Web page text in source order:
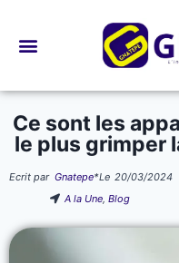
Ce sont les
le plus grimper
Ecrit par Gnatepe*Le 20/03/2024
A la Une,Blog